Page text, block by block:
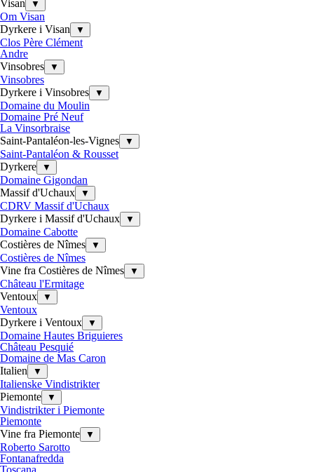
Visan ▼
Om Visan
Dyrkere i Visan
▼
Clos Père Clément
Andre
Vinsobres
▼
Vinsobres
Dyrkere i Vinsobres
▼
Domaine du Moulin
Domaine Pré Neuf
La Vinsorbraise
Saint-Pantaléon-les-Vignes
▼
Saint-Pantaléon & Rousset
Dyrkere
▼
Domaine Gigondan
Massif d'Uchaux
▼
CDRV Massif d'Uchaux
Dyrkere i Massif d'Uchaux
▼
Domaine Cabotte
Costières de Nîmes
▼
Costières de Nîmes
Vine fra Costières de Nîmes
▼
Château l'Ermitage
Ventoux
▼
Ventoux
Dyrkere i Ventoux
▼
Domaine Hautes Briguieres
Château Pesquié
Domaine de Mas Caron
Italien
▼
Italienske Vindistrikter
Piemonte
▼
Vindistrikter i Piemonte
Piemonte
Vine fra Piemonte
▼
Roberto Sarotto
Fontanafredda
Toscana